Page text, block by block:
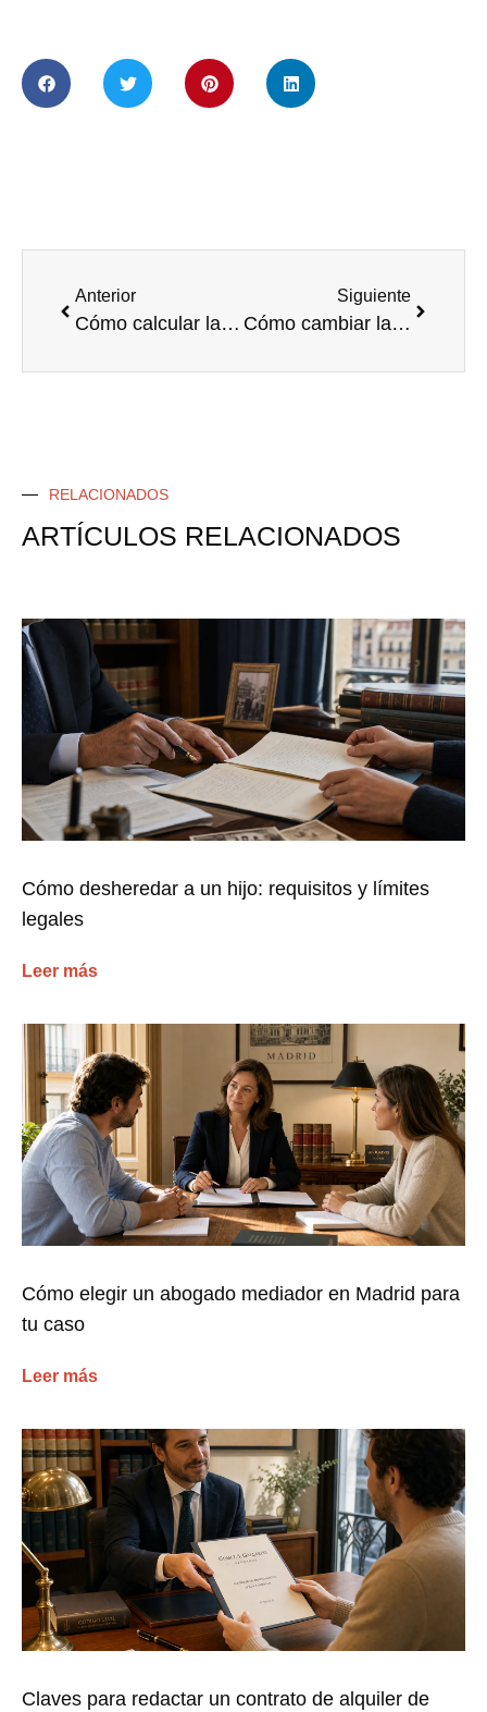
Anterior
Cómo calcular la legítima en una herencia paso a paso
Siguiente
Cómo cambiar la pensión de alimentos tras un cambio de circunstancias
RELACIONADOS
ARTÍCULOS RELACIONADOS
Cómo desheredar a un hijo: requisitos y límites
legales
Leer más
Cómo elegir un abogado mediador en Madrid para
tu caso
Leer más
Claves para redactar un contrato de alquiler de